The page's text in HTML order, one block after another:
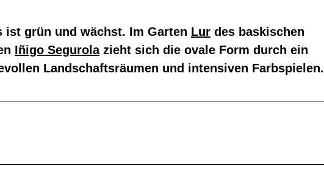
ist grün und wächst. Im Garten Lur des baskischen
Iñigo Segurolazieht sich die ovale Form durch ein
Landschaftsräumen und intensiven Farbspielen.